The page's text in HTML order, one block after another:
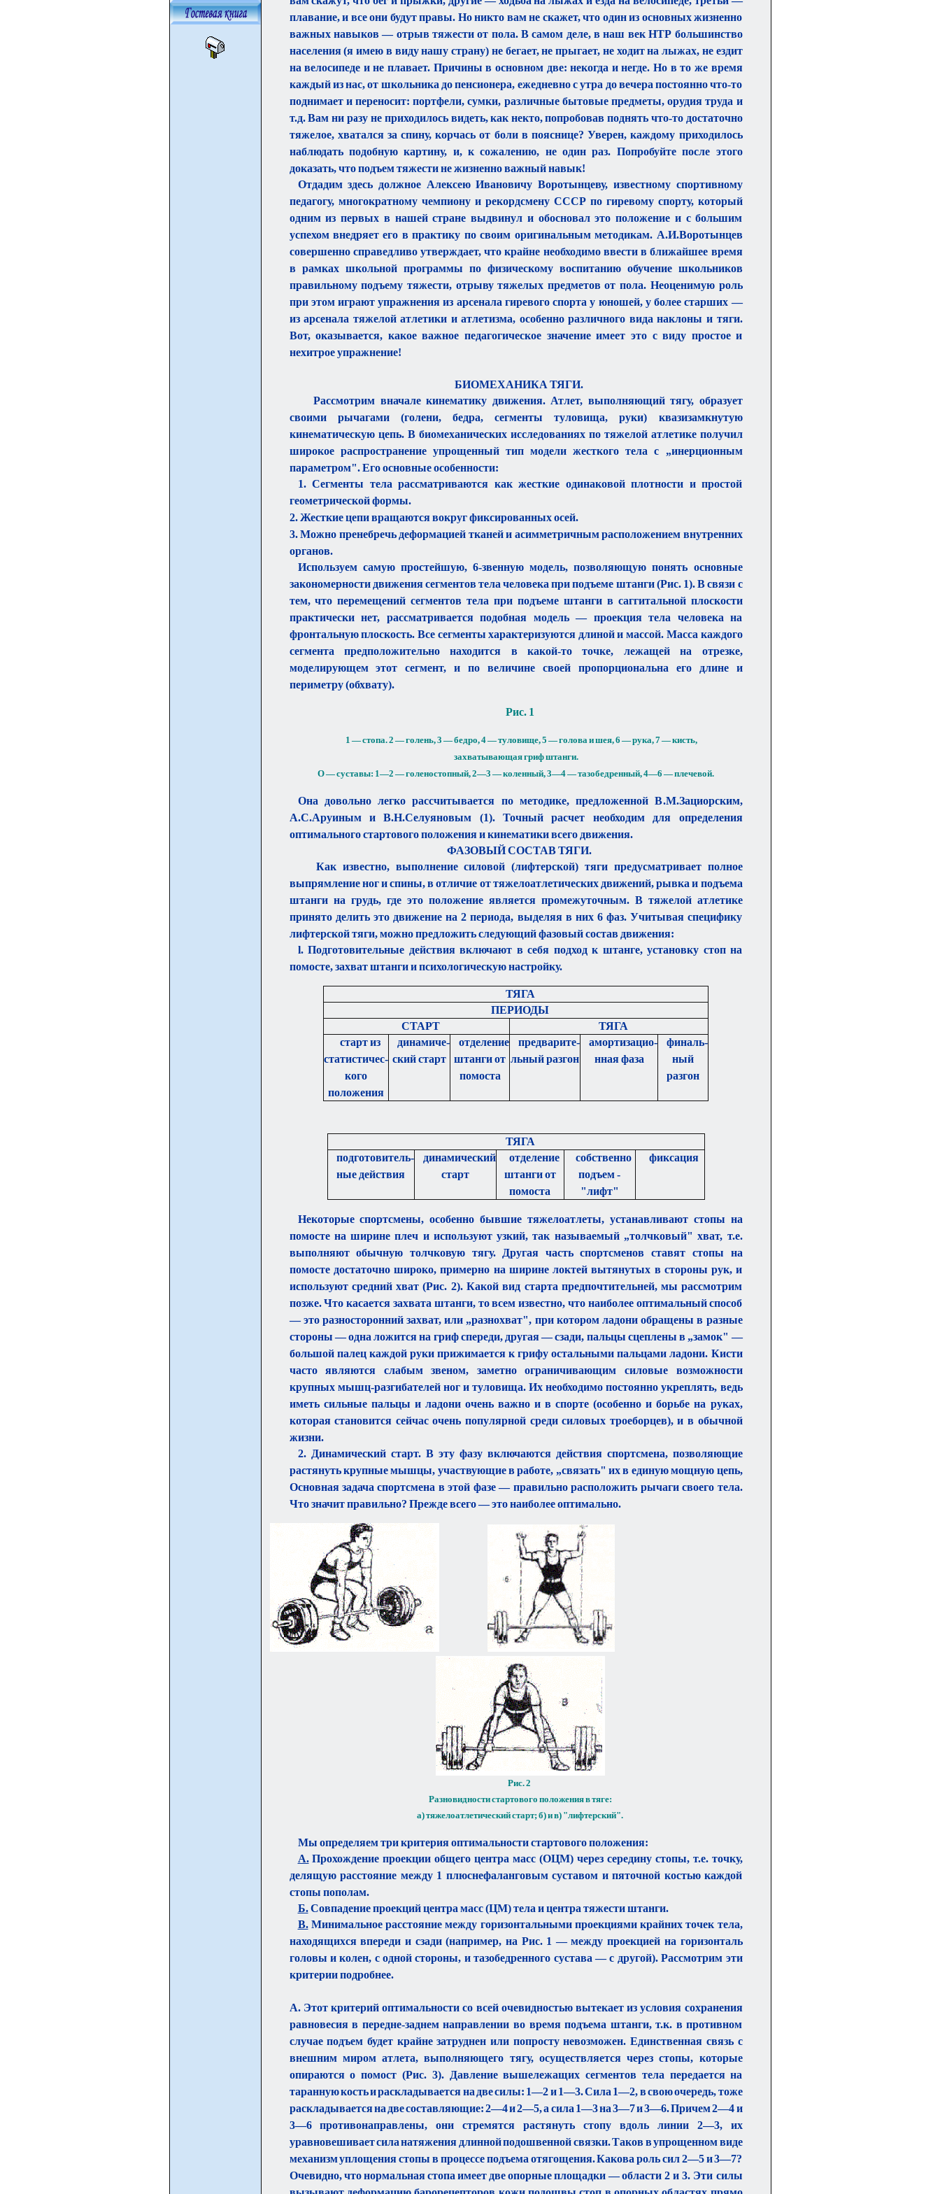
плавание, и все они будут правы. Но никто вам не скажет, что один из основных жизненно
важных навыков — отрыв тяжести от пола. В самом деле, в наш век НТР большинство
населения (я имею в виду нашу страну) не бегает, не прыгает, не ходит на лыжах, не ездит
на велосипеде и не плавает. Причины в основном две: некогда и негде. Но в то же время
каждый из нас, от школьника до пенсионера, ежедневно с утра до вечера постоянно что-то
поднимает и переносит: портфели, сумки, различные бытовые предметы, орудия труда и
т.д. Вам ни разу не приходилось видеть, как некто, попробовав поднять что-то достаточно
тяжелое, хватался за спину, корчась от боли в пояснице? Уверен, каждому приходилось
наблюдать подобную картину, и, к сожалению, не один раз. Попробуйте после этого
доказать, что подъем тяжести не жизненно важный навык!
Отдадим здесь должное Алексею Ивановичу Воротынцеву, известному спортивному
педагогу, многократному чемпиону и рекордсмену СССР по гиревому спорту, который
одним из первых в нашей стране выдвинул и обосновал это положение и с большим
успехом внедряет его в практику по своим оригинальным методикам. А.И.Воротынцев
совершенно справедливо утверждает, что крайне необходимо ввести в ближайшее время
в рамках школьной программы по физическому воспитанию обучение школьников
правильному подъему тяжести, отрыву тяжелых предметов от пола. Неоценимую роль
при этом играют упражнения из арсенала гиревого спорта у юношей, у более старших —
из арсенала тяжелой атлетики и атлетизма, особенно различного вида наклоны и тяги.
Вот, оказывается, какое важное педагогическое значение имеет это с виду простое и
нехитрое упражнение!
БИОМЕХАНИКА ТЯГИ.
Рассмотрим вначале кинематику движения. Атлет, выполняющий тягу, образует
своими рычагами (голени, бедра, сегменты туловища, руки) квазизамкнутую
кинематическую цепь. В биомеханических исследованиях по тяжелой атлетике получил
широкое распространение упрощенный тип модели жесткого тела с „инерционным
параметром". Его основные особенности:
1. Сегменты тела рассматриваются как жесткие одинаковой плотности и простой
геометрической формы.
2. Жесткие цепи вращаются вокруг фиксированных осей.
3. Можно пренебречь деформацией тканей и асимметричным расположением внутренних
органов.
Используем самую простейшую, 6-звенную модель, позволяющую понять основные
закономерности движения сегментов тела человека при подъеме штанги (Рис. 1). В связи с
тем, что перемещений сегментов тела при подъеме штанги в саггитальной плоскости
практически нет, рассматривается подобная модель — проекция тела человека на
фронтальную плоскость. Все сегменты характеризуются длиной и массой. Масса каждого
сегмента предположительно находится в какой-то точке, лежащей на отрезке,
моделирующем этот сегмент, и по величине своей пропорциональна его длине и
периметру (обхвату).
Рис. 1
1 — стопа. 2 — голень, 3 — бедро, 4 — туловище, 5 — голова и шея, 6 — рука, 7 — кисть,
захватывающая гриф штанги.
О — суставы: 1—2 — голеностопный, 2—3 — коленный, 3—4 — тазобедренный, 4—6 — плечевой.
Она довольно легко рассчитывается по методике, предложенной В.М.Зациорским,
А.С.Аруиным и В.Н.Селуяновым (1). Точный расчет необходим для определения
оптимального стартового положения и кинематики всего движения.
ФАЗОВЫЙ СОСТАВ ТЯГИ.
Как известно, выполнение силовой (лифтерской) тяги предусматривает полное
выпрямление ног и спины, в отличие от тяжелоатлетических движений, рывка и подъема
штанги на грудь, где это положение является промежуточным. В тяжелой атлетике
принято делить это движение на 2 периода, выделяя в них 6 фаз. Учитывая специфику
лифтерской тяги, можно предложить следующий фазовый состав движения:
l. Подготовительные действия включают в себя подход к штанге, установку стоп на
помосте, захват штанги и психологическую настройку.
ТЯГА
ПЕРИОДЫ
СТАРТ
ТЯГА
старт из
статистичес-
кого
положения
динамиче-
ский старт
отделение
штанги от
помоста
предварите-
льный разгон
амортизацио-
нная фаза
финаль-
ный
разгон
ТЯГА
подготовитель-
ные действия
динамический
старт
отделение
штанги от
помоста
собственно
подъем -
"лифт"
фиксация
Некоторые спортсмены, особенно бывшие тяжелоатлеты, устанавливают стопы на
помосте на ширине плеч и используют узкий, так называемый „толчковый" хват, т.е.
выполняют обычную толчковую тягу. Другая часть спортсменов ставят стопы на
помосте достаточно широко, примерно на ширине локтей вытянутых в стороны рук, и
используют средний хват (Рис. 2). Какой вид старта предпочтительней, мы рассмотрим
позже. Что касается захвата штанги, то всем известно, что наиболее оптимальный способ
— это разносторонний захват, или „разнохват", при котором ладони обращены в разные
стороны — одна ложится на гриф спереди, другая — сзади, пальцы сцеплены в „замок" —
большой палец каждой руки прижимается к грифу остальными пальцами ладони. Кисти
часто являются слабым звеном, заметно ограничивающим силовые возможности
крупных мышц-разгибателей ног и туловища. Их необходимо постоянно укреплять, ведь
иметь сильные пальцы и ладони очень важно и в спорте (особенно и борьбе на руках,
которая становится сейчас очень популярной среди силовых троеборцев), и в обычной
жизни.
2. Динамический старт. В эту фазу включаются действия спортсмена, позволяющие
растянуть крупные мышцы, участвующие в работе, „связать" их в единую мощную цепь,
Основная задача спортсмена в этой фазе — правильно расположить рычаги своего тела.
Что значит правильно? Прежде всего — это наиболее оптимально.
Рис. 2
Разновидности стартового положения в тяге:
а) тяжелоатлетический старт;б) и в) "лифтерский".
Мы определяем три критерия оптимальности стартового положения:
А.Прохождение проекции общего центра масс (ОЦМ) через середину стопы, т.е. точку,
делящую расстояние между 1 плюснефаланговым суставом и пяточной костью каждой
стопы пополам.
Б.Совпадение проекций центра масс (ЦМ) тела и центра тяжести штанги.
В.Минимальное расстояние между горизонтальными проекциями крайних точек тела,
находящихся впереди и сзади (например, на Рис. 1 — между проекцией на горизонталь
головы и колен, с одной стороны, и тазобедренного сустава — с другой). Рассмотрим эти
критерии подробнее.
А. Этот критерий оптимальности со всей очевидностью вытекает из условия сохранения
равновесия в передне-заднем направлении во время подъема штанги, т.к. в противном
случае подъем будет крайне затруднен или попросту невозможен. Единственная связь с
внешним миром атлета, выполняющего тягу, осуществляется через стопы, которые
опираются о помост (Рис. 3). Давление вышележащих сегментов тела передается на
таранную кость и раскладывается на две силы: 1—2 и 1—3. Сила 1—2, в свою очередь, тоже
раскладывается на две составляющие: 2—4 и 2—5, а сила 1—3 на 3—7 и 3—6. Причем 2—4 и
3—6 противонаправлены, они стремятся растянуть стопу вдоль линии 2—3, их
уравновешивает сила натяжения длинной подошвенной связки. Таков в упрощенном виде
механизм уплощения стопы в процессе подъема отягощения. Какова роль сил 2—5 и 3—7?
Очевидно, что нормальная стопа имеет две опорные площадки — области 2 и 3. Эти силы